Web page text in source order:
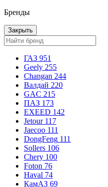
Бренды
Закрыть
ГАЗ 951
Geely 255
Changan 244
Валдай 220
GAC 215
ПАЗ 173
EXEED 142
Jetour 117
Jaecoo 111
DongFeng 111
Sollers 106
Chery 100
Foton 76
Haval 74
КамАЗ 69